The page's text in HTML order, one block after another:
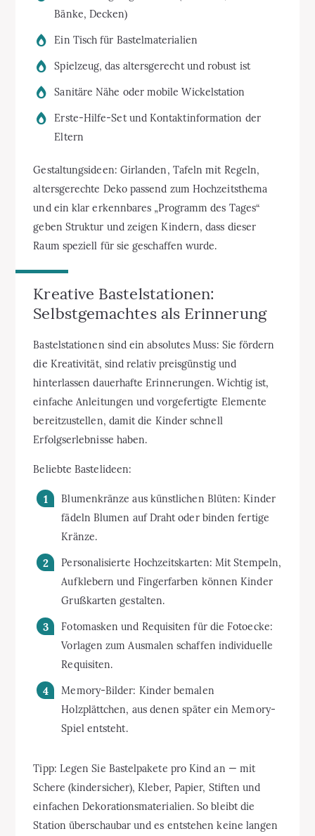
Bänke, Decken)
Ein Tisch für Bastelmaterialien
Spielzeug, das altersgerecht und robust ist
Sanitäre Nähe oder mobile Wickelstation
Erste-Hilfe-Set und Kontaktinformation der
Eltern
Gestaltungsideen: Girlanden, Tafeln mit Regeln,
altersgerechte Deko passend zum Hochzeitsthema
und ein klar erkennbares „Programm des Tages“
geben Struktur und zeigen Kindern, dass dieser
Raum speziell für sie geschaffen wurde.
Kreative Bastelstationen:
Selbstgemachtes als Erinnerung
Bastelstationen sind ein absolutes Muss: Sie fördern
die Kreativität, sind relativ preisgünstig und
hinterlassen dauerhafte Erinnerungen. Wichtig ist,
einfache Anleitungen und vorgefertigte Elemente
bereitzustellen, damit die Kinder schnell
Erfolgserlebnisse haben.
Beliebte Bastelideen:
Blumenkränze aus künstlichen Blüten: Kinder
fädeln Blumen auf Draht oder binden fertige
Kränze.
Personalisierte Hochzeitskarten: Mit Stempeln,
Aufklebern und Fingerfarben können Kinder
Grußkarten gestalten.
Fotomasken und Requisiten für die Fotoecke:
Vorlagen zum Ausmalen schaffen individuelle
Requisiten.
Memory-Bilder: Kinder bemalen
Holzplättchen, aus denen später ein Memory-
Spiel entsteht.
Tipp: Legen Sie Bastelpakete pro Kind an — mit
Schere (kindersicher), Kleber, Papier, Stiften und
einfachen Dekorationsmaterialien. So bleibt die
Station überschaubar und es entstehen keine langen